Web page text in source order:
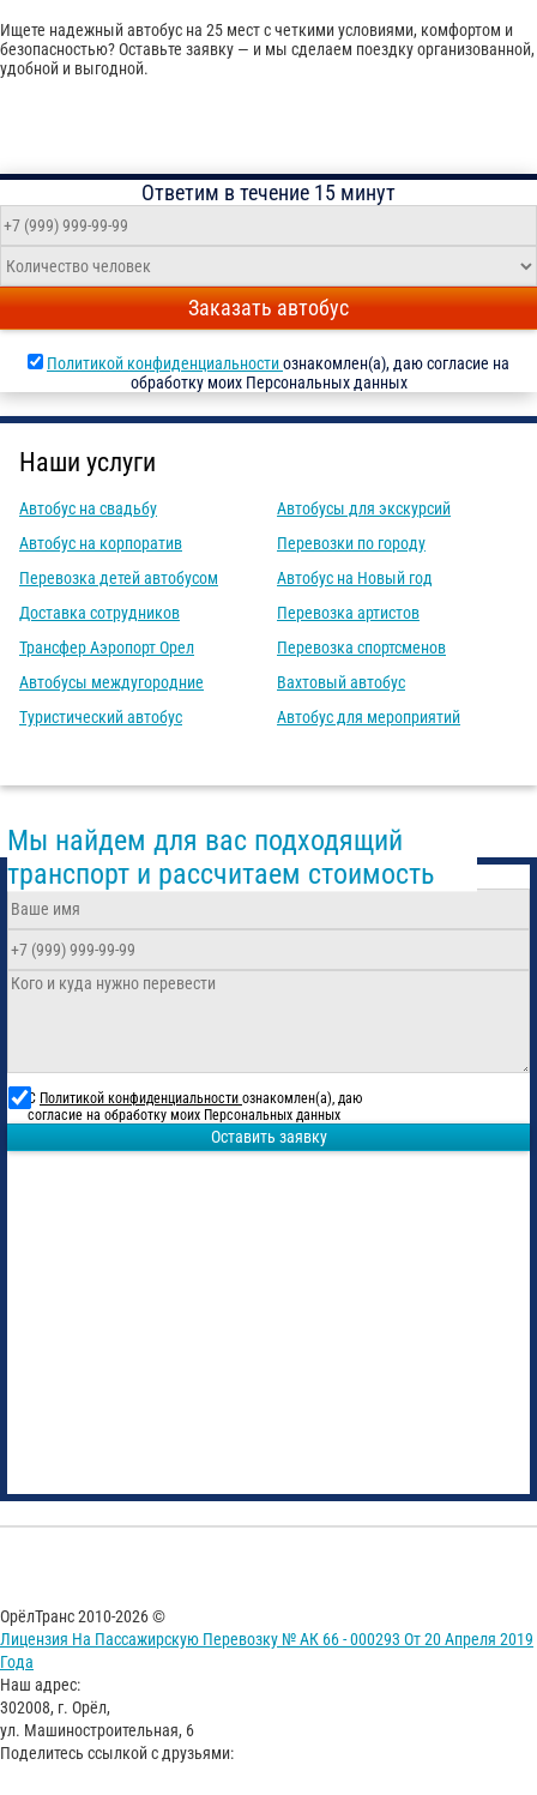
Ищете надежный автобус на 25 мест с четкими условиями, комфортом и
безопасностью? Оставьте заявку — и мы сделаем поездку организованной,
удобной и выгодной.
Ответим в течение 15 минут
Заказать автобус
Политикой конфиденциальностиознакомлен(а), даю согласие на
обработку моих Персональных данных
Наши услуги
Автобус на свадьбу
Автобус на корпоратив
Перевозка детей автобусом
Доставка сотрудников
Трансфер Аэропорт Орел
Автобусы междугородние
Туристический автобус
Автобусы для экскурсий
Перевозки по городу
Автобус на Новый год
Перевозка артистов
Перевозка спортсменов
Вахтовый автобус
Автобус для мероприятий
Мы найдем для вас подходящий
транспорт и рассчитаем стоимость
С Политикой конфиденциальности ознакомлен(а), даю
согласие на обработку моих Персональных данных
Оставить заявку
ОрёлТранс 2010-2026 ©
Лицензия На Пассажирскую Перевозку № АК 66 - 000293 От 20 Апреля 2019
Года
Наш адрес:
302008, г. Орёл,
ул. Машиностроительная, 6
Поделитесь ссылкой с друзьями: